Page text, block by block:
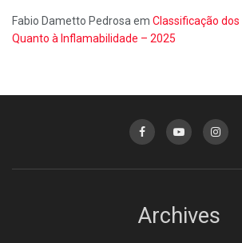
Fabio Dametto Pedrosaem Classificação dos
Quanto à Inflamabilidade – 2025
Archives